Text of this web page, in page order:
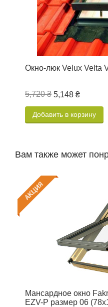
Окно-люк Velux Velta
5,720 ₴ 5,148 ₴
Добавить в корзину
Вам также может
Мансардное окно
EZV-P размер 06